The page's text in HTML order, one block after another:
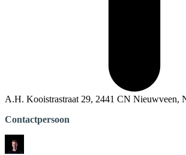
A.H. Kooistrastraat 29, 2441 CN Nieuwveen,
Contactpersoon